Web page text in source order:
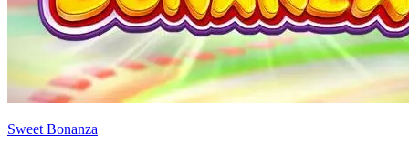
Sweet Bonanza